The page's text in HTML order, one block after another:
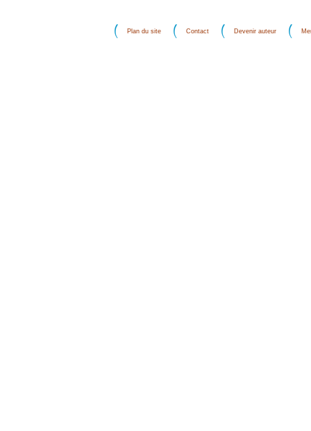
Plan du site Contact Devenir auteur